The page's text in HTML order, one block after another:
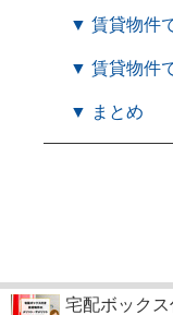
▼ 賃貸物件
▼ 賃貸物件
▼ まとめ
宅配ボックス